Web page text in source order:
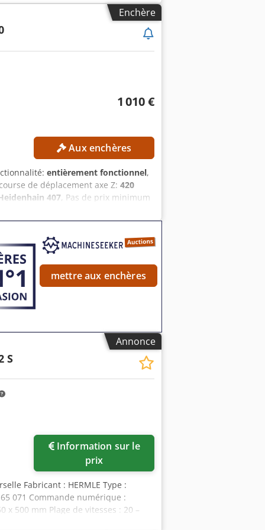
contacter.
Enchère
1 010 €
Aux enchères
entièrement fonctionnel,
de déplacement axe Z: 420
407, Pas de prix minimum
Course de l’axe X : 600
rotation maximale de la broche : 4
la table : 127–567 mm Diamètre de la
numérique : Heidenhain
mettre aux enchères
Annonce
S
Information sur le
prix
Fabricant : HERMLE Type :
071 Commande numérique :
x 500 mm Plage de vitesses : 20 –
de la pièce) Dispositif de